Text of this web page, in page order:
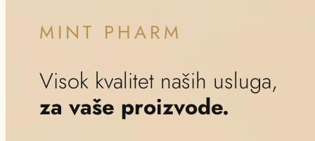
MINT PHARM
Visok kvalitet naših usluga,
za vaše proizvode.